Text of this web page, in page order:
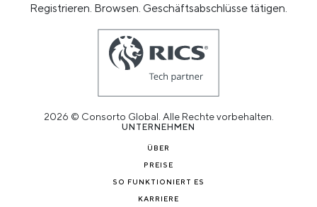
Registrieren. Browsen. Geschäftsabschlüsse tätigen.
2026 © Consorto Global. Alle Rechte vorbehalten.
UNTERNEHMEN
ÜBER
PREISE
SO FUNKTIONIERT ES
KARRIERE